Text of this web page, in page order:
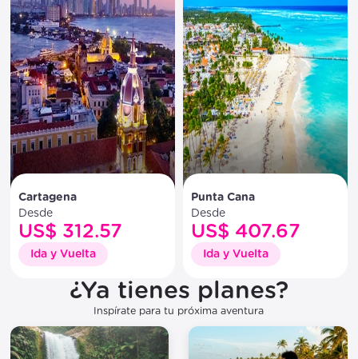
Cartagena
Desde
US$ 312.57
Ida y Vuelta
Punta Cana
Desde
US$ 407.67
Ida y Vuelta
¿Ya tienes planes?
Inspírate para tu próxima aventura